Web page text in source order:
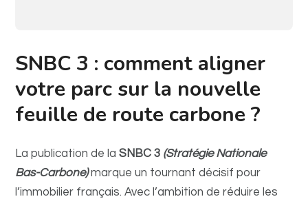
SNBC 3 : comment aligner
votre parc sur la nouvelle
feuille de route carbone ?
La publication de laSNBC 3 (Stratégie Nationale
Bas-Carbone) marque un tournant décisif pour
l’immobilier français. Avec l’ambition de réduire les